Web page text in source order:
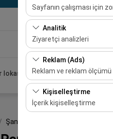
Sayfanın çalışması için
Bu çerezler sitenin doğru
bırakılamaz.
Analitik
Ziyaretçi analizleri
Bu çerezler, sitemizin
etmemizi sağlar. Bu
Reklam (Ads)
Reklam ve reklam ölçümü
Bu çerezler, size ilgi
etkinliğini (gösterim
Kişiselleştirme
İçerik kişiselleştirme
deneyiminizin
lokasyona bırakacağım
Şanlıurfa Rent A Car Sanayi